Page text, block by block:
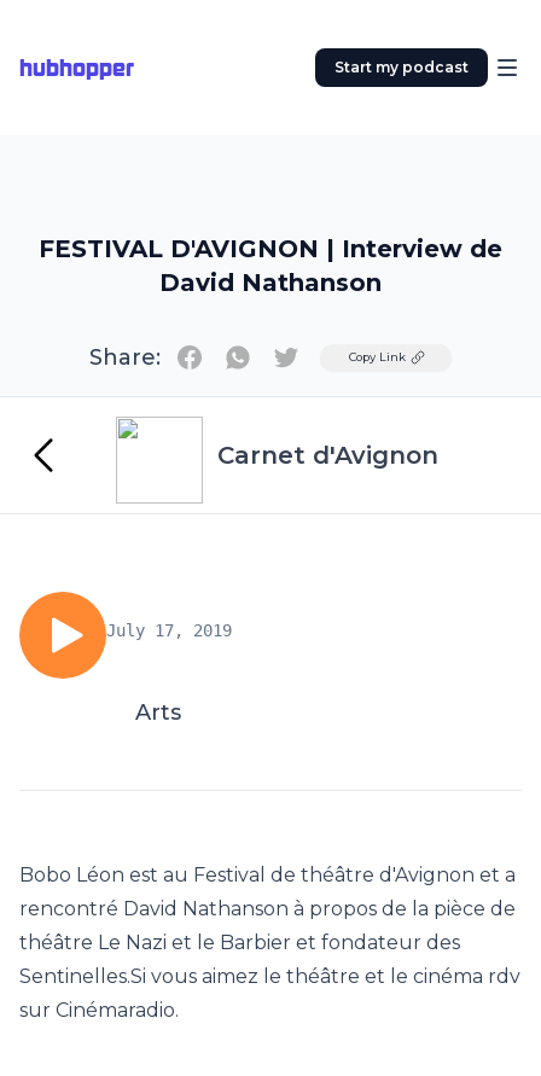
hubhopper Start my podcast
FESTIVAL D'AVIGNON | Interview de
David Nathanson
Share: TwitterCopy Link
Carnet d'Avignon
July 17, 2019
Arts
Bobo Léon est au Festival de théâtre d'Avignon et a
rencontré David Nathanson à propos de la pièce de
théâtre Le Nazi et le Barbier et fondateur des
Sentinelles.Si vous aimez le théâtre et le cinéma rdv
sur Cinémaradio.